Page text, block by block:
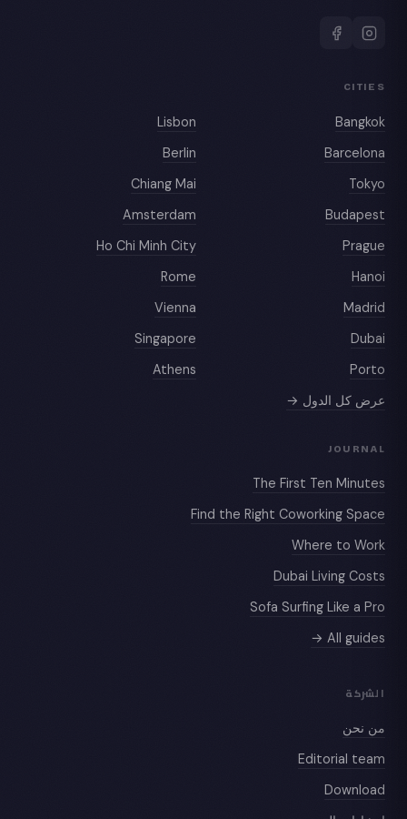
CITIES
Bangkok
Lisbon
Barcelona
Berlin
Tokyo
Chiang Mai
Budapest
Amsterdam
Prague
Ho Chi Minh City
Hanoi
Rome
Madrid
Vienna
Dubai
Singapore
Porto
Athens
عرض كل الدول →
JOURNAL
The First Ten Minutes
Find the Right Coworking Space
Where to Work
Dubai Living Costs
Sofa Surfing Like a Pro
All guides →
الشركة
من نحن
Editorial team
Download